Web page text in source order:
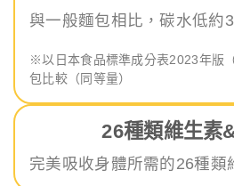
與一般麵包相比，碳水低約
※以日本食品標準成分表2023年版
包比較（同等量）
26種類維生素
完美吸收身體所需的26種